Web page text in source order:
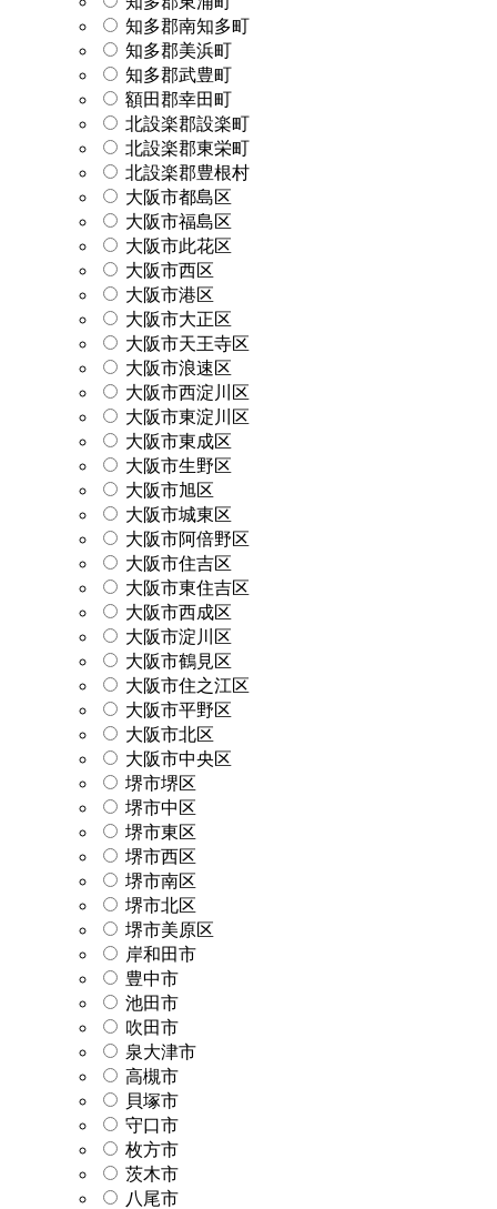
知多郡南知多町
知多郡美浜町
知多郡武豊町
額田郡幸田町
北設楽郡設楽町
北設楽郡東栄町
北設楽郡豊根村
大阪市都島区
大阪市福島区
大阪市此花区
大阪市西区
大阪市港区
大阪市大正区
大阪市天王寺区
大阪市浪速区
大阪市西淀川区
大阪市東淀川区
大阪市東成区
大阪市生野区
大阪市旭区
大阪市城東区
大阪市阿倍野区
大阪市住吉区
大阪市東住吉区
大阪市西成区
大阪市淀川区
大阪市鶴見区
大阪市住之江区
大阪市平野区
大阪市北区
大阪市中央区
堺市堺区
堺市中区
堺市東区
堺市西区
堺市南区
堺市北区
堺市美原区
岸和田市
豊中市
池田市
吹田市
泉大津市
高槻市
貝塚市
守口市
枚方市
茨木市
八尾市